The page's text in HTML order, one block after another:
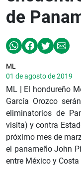
de
ML
01 de agosto de 2019
ML | El hondureño
García Orozco
eliminatorios de
visita) y contra
próximo mes de
el panameño John
entre México y